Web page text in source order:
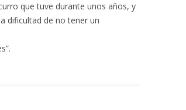
que tuve durante unos años, y
dificultad de no tener un